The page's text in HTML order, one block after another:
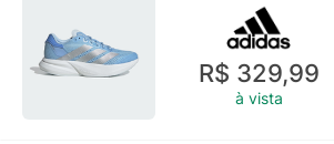
R$ 329,99
à vista